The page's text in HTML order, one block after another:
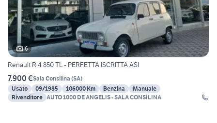
6
Renault R 4 850 TL - PERFETTA ISCRITTA ASI
7.900 €Sala Consilina (SA)
Usato
09/1985 106000 Km Benzina
Manuale
Rivenditore AUTO 1000 DE ANGELIS - SALA CONSILINA